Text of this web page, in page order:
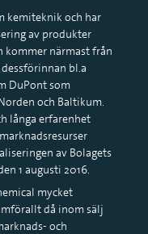
kemiteknik och har
av produkter
kommer närmast från
bl.a
DuPont som
och Baltikum.
långa erfarenhet
av Bolagets
1 augusti 2016.
mycket
då inom sälj
och